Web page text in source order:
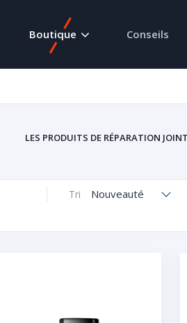
Boutique Conseils
LES PRODUITS DE RÉPARATION
Tri Nouveauté